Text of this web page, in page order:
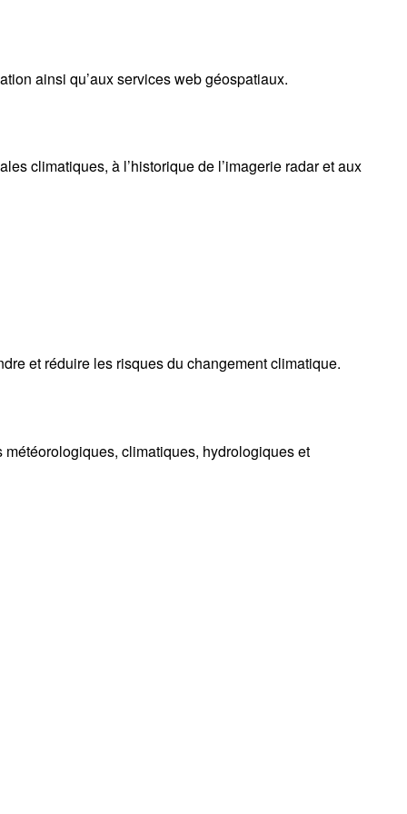
ainsi qu’aux services web géospatiaux.
climatiques, à l’historique de l’imagerie radar et aux
et réduire les risques du changement climatique.
climatiques, hydrologiques et